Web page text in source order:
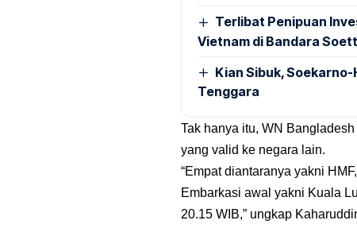
Terlibat Penipuan
Vietnam di Bandara
Kian Sibuk,
Tenggara
Tak hanya itu, WN
yang valid ke negara lain.
“Empat diantaranya yakni
Embarkasi awal yakni Kuala
20.15 WIB,” ungkap